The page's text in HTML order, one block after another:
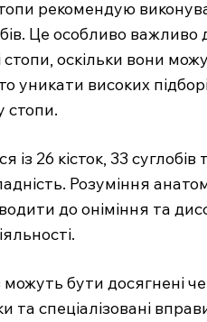
рекомендую
Це особливо
стопи, оскільки вони
уникати високих
стопи.
із 26 кісток, 33
Розуміння
до оніміння та
можуть бути досягнені
та спеціалізовані